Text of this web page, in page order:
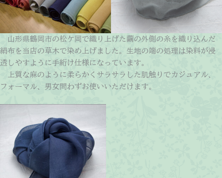
山形県鶴岡市の松ケ岡で織り上げた繭の外側の糸を織り込んだ
絹布を当店の草木で染め上げました。生地の端の処理は染料が浸
透しやすように手絎け仕様になっています。
上質な麻のように柔らかくサラサラした肌触りでカジュアル、
フォーマル、男女問わずお使いいただけます。